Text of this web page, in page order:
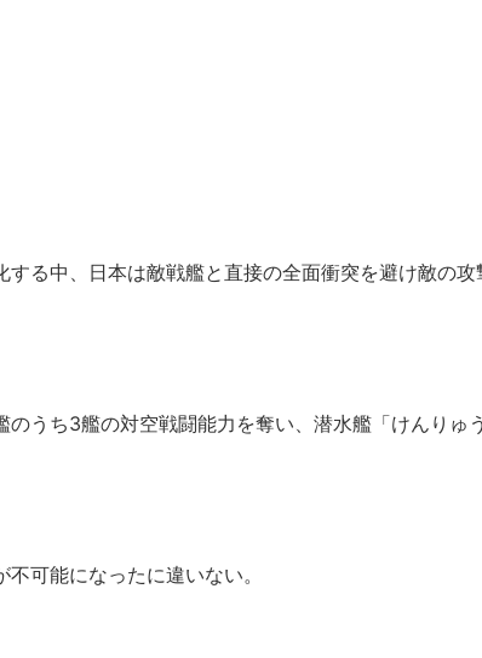
る中、日本は敵戦艦と直接の全面衝突を避け敵の
のうち3艦の対空戦闘能力を奪い、潜水艦「けんりゅ
可能になったに違いない。